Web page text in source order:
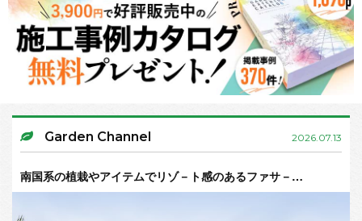
Garden Channel 2026.07.13
南国系の植栽やアイテムでリゾ－ト感のあるファサ－…